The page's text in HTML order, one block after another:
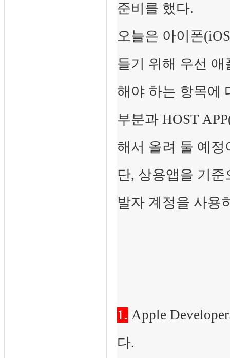
준비를 했다.
오늘은 아이폰
들기 위해 우선
해야 하는 항목에
부분과 HOST
해서 올려 둘 예
단, 상용앱을 기준
발자 계정을 사용
1. Apple
다.